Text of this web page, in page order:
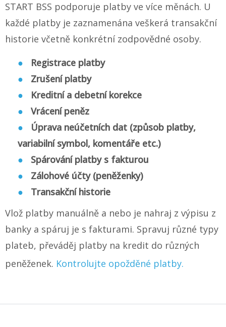
START BSS podporuje platby ve více měnách. U
každé platby je zaznamenána veškerá transakční
historie včetně konkrétní zodpovědné osoby.
Registrace platby
Zrušení platby
Kreditní a debetní korekce
Vrácení peněz
Úprava neúčetních dat (způsob platby,
variabilní symbol, komentáře etc.)
Spárování platby s fakturou
Zálohové účty (peněženky)
Transakční historie
Vlož platby manuálně a nebo je nahraj z výpisu z
banky a spáruj je s fakturami. Spravuj různé typy
plateb, převáděj platby na kredit do různých
peněženek. Kontrolujte opožděné platby.